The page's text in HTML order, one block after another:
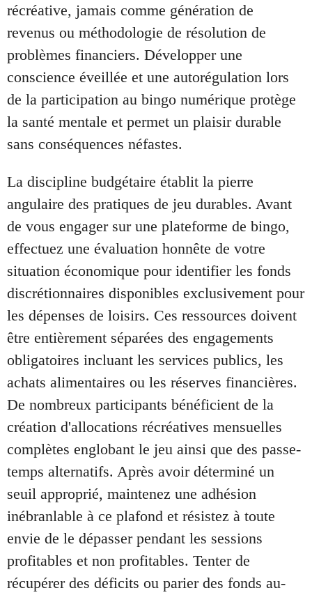
récréative, jamais comme génération de
revenus ou méthodologie de résolution de
problèmes financiers. Développer une
conscience éveillée et une autorégulation lors
de la participation au bingo numérique protège
la santé mentale et permet un plaisir durable
sans conséquences néfastes.
La discipline budgétaire établit la pierre
angulaire des pratiques de jeu durables. Avant
de vous engager sur une plateforme de bingo,
effectuez une évaluation honnête de votre
situation économique pour identifier les fonds
discrétionnaires disponibles exclusivement pour
les dépenses de loisirs. Ces ressources doivent
être entièrement séparées des engagements
obligatoires incluant les services publics, les
achats alimentaires ou les réserves financières.
De nombreux participants bénéficient de la
création d'allocations récréatives mensuelles
complètes englobant le jeu ainsi que des passe-
temps alternatifs. Après avoir déterminé un
seuil approprié, maintenez une adhésion
inébranlable à ce plafond et résistez à toute
envie de le dépasser pendant les sessions
profitables et non profitables. Tenter de
récupérer des déficits ou parier des fonds au-